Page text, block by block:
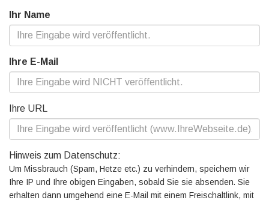
Ihr Name
Ihre E-Mail
Ihre URL
Hinweis zum Datenschutz:
Um Missbrauch (Spam, Hetze etc.) zu verhindern, speichern wir
Ihre IP und Ihre obigen Eingaben, sobald Sie sie absenden. Sie
erhalten dann umgehend eine E-Mail mit einem Freischaltlink, mit